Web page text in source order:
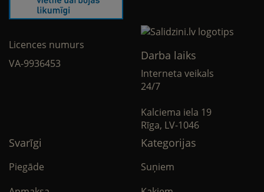
Licences numurs
VA-9936453
Darba laiks
Interneta veikals
24/7
Kalciema iela 19
Rīga, LV-1046
Svarīgi
Piegāde
Kategorijas
Suņiem